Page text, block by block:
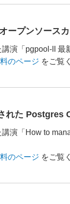
ープンソース
演「pgpool-II 最
のページ をご覧
れた Postgres
演「How to
のページ をご覧